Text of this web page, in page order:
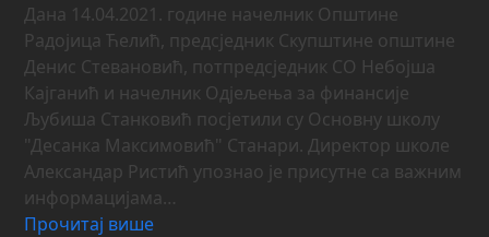
Дана 14.04.2021. године начелник Општине
Радојица Ћелић, предсједник Скупштине општине
Денис Стевановић, потпредсједник СО Небојша
Кајганић и начелник Одјељења за финансије
Љубиша Станковић посјетили су Основну школу
"Десанка Максимовић" Станари. Директор школе
Александар Ристић упознао је присутне са важним
информацијама…
Прочитај више